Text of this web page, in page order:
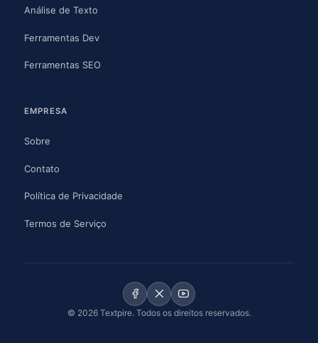
Análise de Texto
Ferramentas Dev
Ferramentas SEO
EMPRESA
Sobre
Contato
Política de Privacidade
Termos de Serviço
© 2026 Textpire. Todos os direitos reservados.